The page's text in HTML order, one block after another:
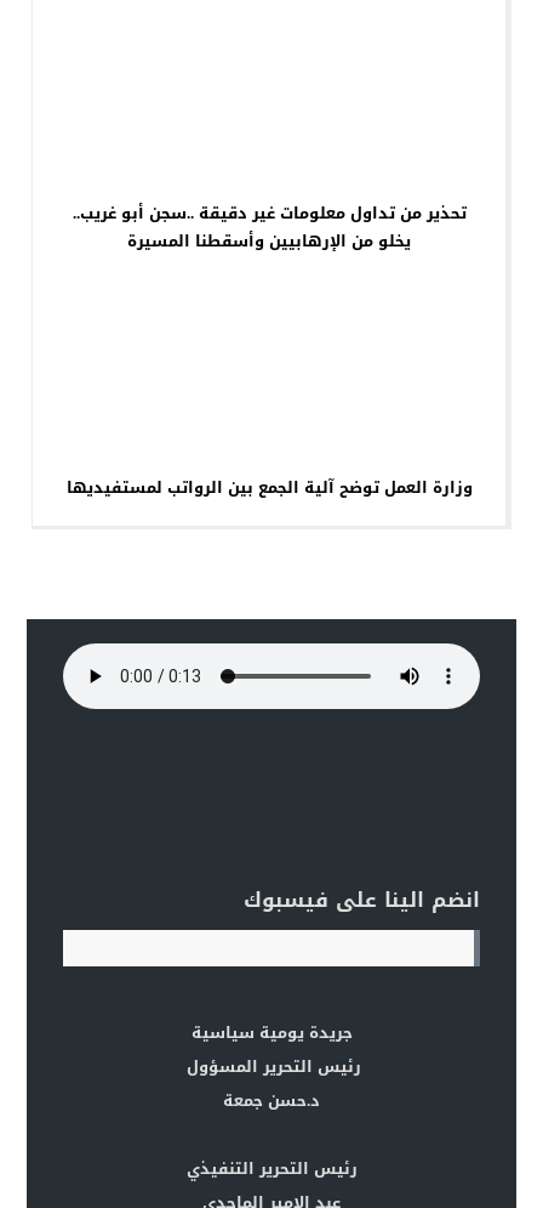
تحذير من تداول معلومات غير دقيقة ..سجن أبو غريب..
يخلو من الإرهابيين وأسقطنا المسيرة
وزارة العمل توضح آلية الجمع بين الرواتب لمستفيديها
انضم الينا على فيسبوك
جريدة يومية سياسية
رئيس التحرير المسؤول
د.حسن جمعة
رئيس التحرير التنفيذي